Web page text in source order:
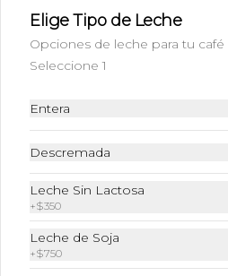
Frappu
Café Frio
$6.490
a elección
Elige Tipo de Leche
Opciones de leche para tu café
Seleccione 1
Entera
Descremada
Leche Sin Lactosa
+$350
Leche de Soja
+$750